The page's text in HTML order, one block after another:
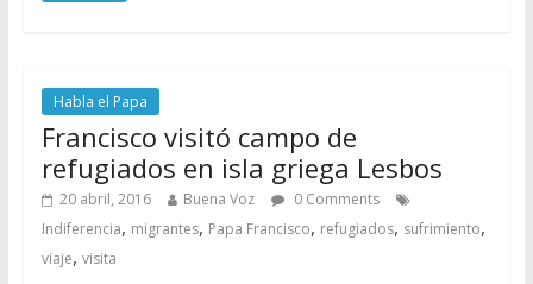
Habla el Papa
Francisco visitó campo de
refugiados en isla griega Lesbos
20 abril, 2016 Buena Voz
0 Comments
Indiferencia, migrantes, Papa Francisco, refugiados, sufrimiento,
viaje, visita